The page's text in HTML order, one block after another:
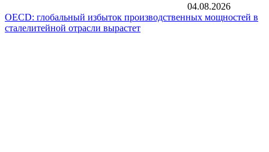
04.08.2026
OECD: глобальный избыток производственных мощностей в
сталелитейной отрасли вырастет